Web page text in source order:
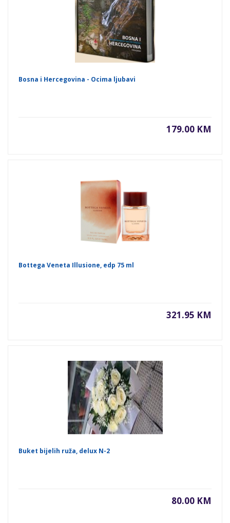
Bosna i Hercegovina - Ocima ljubavi
179.00 KM
Bottega Veneta Illusione, edp 75 ml
321.95 KM
Buket bijelih ruža, delux N-2
80.00 KM